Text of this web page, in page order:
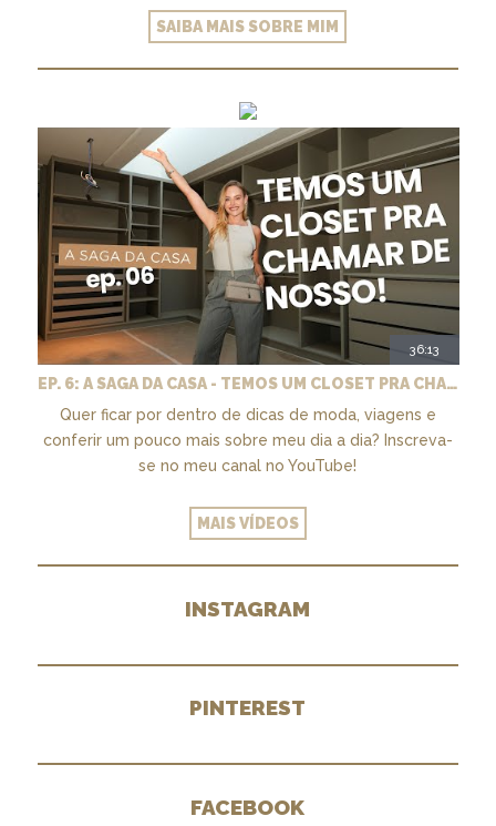
SAIBA MAIS SOBRE MIM
36:13
EP. 6: A SAGA DA CASA - TEMOS UM CLOSET PRA CHAMAR DE NOSSO + MARCENARIA E PAISAGISMO
Quer ficar por dentro de dicas de moda, viagens e
conferir um pouco mais sobre meu dia a dia? Inscreva-
se no meu canal no YouTube!
MAIS VÍDEOS
INSTAGRAM
PINTEREST
FACEBOOK